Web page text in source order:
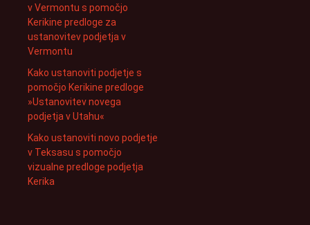
v Vermontu s pomočjo
Kerikine predloge za
ustanovitev podjetja v
Vermontu
Kako ustanoviti podjetje s
pomočjo Kerikine predloge
»Ustanovitev novega
podjetja v Utahu«
Kako ustanoviti novo podjetje
v Teksasu s pomočjo
vizualne predloge podjetja
Kerika